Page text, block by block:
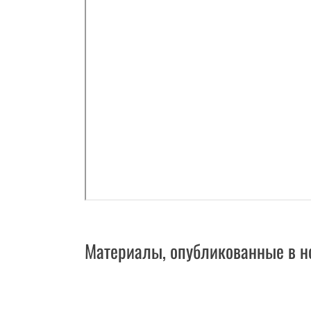
Материалы, опубликованные в